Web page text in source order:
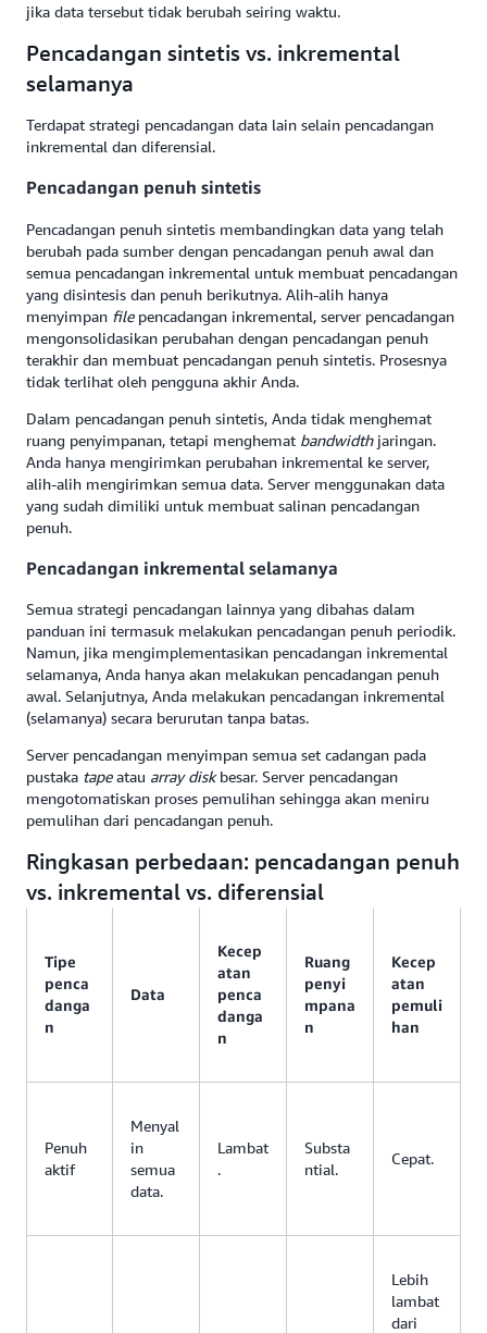
jika data tersebut tidak berubah seiring waktu.
Pencadangan sintetis vs. inkremental
selamanya
Terdapat strategi pencadangan data lain selain pencadangan
inkremental dan diferensial.
Pencadangan penuh sintetis
Pencadangan penuh sintetis membandingkan data yang telah
berubah pada sumber dengan pencadangan penuh awal dan
semua pencadangan inkremental untuk membuat pencadangan
yang disintesis dan penuh berikutnya. Alih-alih hanya
menyimpan filepencadangan inkremental, server pencadangan
mengonsolidasikan perubahan dengan pencadangan penuh
terakhir dan membuat pencadangan penuh sintetis. Prosesnya
tidak terlihat oleh pengguna akhir Anda.
Dalam pencadangan penuh sintetis, Anda tidak menghemat
ruang penyimpanan, tetapi menghemat bandwidthjaringan.
Anda hanya mengirimkan perubahan inkremental ke server,
alih-alih mengirimkan semua data. Server menggunakan data
yang sudah dimiliki untuk membuat salinan pencadangan
penuh.
Pencadangan inkremental selamanya
Semua strategi pencadangan lainnya yang dibahas dalam
panduan ini termasuk melakukan pencadangan penuh periodik.
Namun, jika mengimplementasikan pencadangan inkremental
selamanya, Anda hanya akan melakukan pencadangan penuh
awal. Selanjutnya, Anda melakukan pencadangan inkremental
(selamanya) secara berurutan tanpa batas.
Server pencadangan menyimpan semua set cadangan pada
pustaka tapeatau array diskbesar. Server pencadangan
mengotomatiskan proses pemulihan sehingga akan meniru
pemulihan dari pencadangan penuh.
Ringkasan perbedaan: pencadangan penuh
vs. inkremental vs. diferensial
Tipe
penca
danga
n
Data
Kecep
atan
penca
danga
n
Ruang
penyi
mpana
n
Kecep
atan
pemuli
han
Penuh
aktif
Menyal
in
semua
data.
Lambat
.
Substa
ntial.
Cepat.
Lebih
lambat
dari